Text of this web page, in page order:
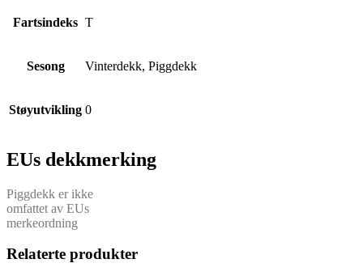
Fartsindeks T
Sesong Vinterdekk, Piggdekk
Støyutvikling 0
EUs dekkmerking
Piggdekk er ikke
omfattet av EUs
merkeordning
Relaterte produkter